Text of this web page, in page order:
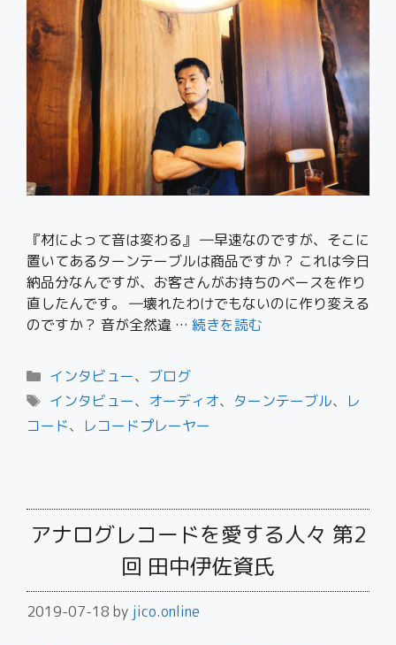
『材によって音は変わる』 ―早速なのですが、そこに
置いてあるターンテーブルは商品ですか？ これは今日
納品分なんですが、お客さんがお持ちのベースを作り
直したんです。 ―壊れたわけでもないのに作り変える
のですか？ 音が全然違 … 続きを読む
インタビュー、 ブログ
インタビュー、 オーディオ、 ターンテーブル、
レ
コード、 レコードプレーヤー
アナログレコードを愛する人々 第2
回 田中伊佐資氏
2019-07-18 by jico.online